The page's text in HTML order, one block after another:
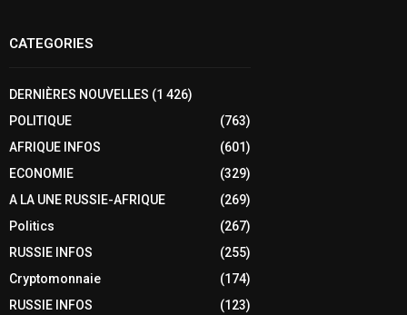
CATEGORIES
DERNIÈRES NOUVELLES (1 426)
POLITIQUE
(763)
AFRIQUE INFOS
(601)
ECONOMIE
(329)
A LA UNE RUSSIE-AFRIQUE
(269)
Politics
(267)
RUSSIE INFOS
(255)
Cryptomonnaie
(174)
RUSSIE INFOS
(123)